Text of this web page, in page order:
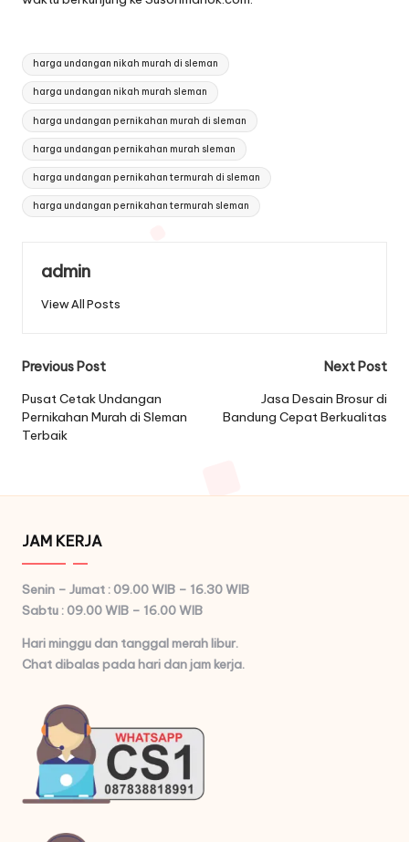
Tags:
harga undangan nikah murah di sleman
harga undangan nikah murah sleman
harga undangan pernikahan murah di sleman
harga undangan pernikahan murah sleman
harga undangan pernikahan termurah di sleman
harga undangan pernikahan termurah sleman
admin
View All Posts
Post
navigation
Previous Post
Pusat Cetak Undangan
Pernikahan Murah di Sleman
Terbaik
Next Post
Jasa Desain Brosur di
Bandung Cepat Berkualitas
JAM KERJA
Senin – Jumat : 09.00 WIB – 16.30 WIB
Sabtu : 09.00 WIB – 16.00 WIB
Hari minggu dan tanggal merah libur.
Chat dibalas pada hari dan jam kerja.